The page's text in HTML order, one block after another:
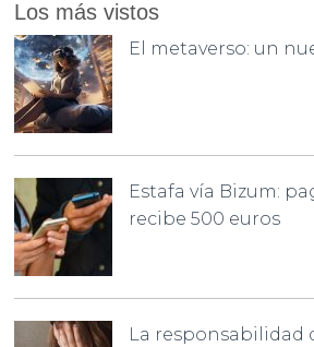
Los más vistos
El metaverso: un
Estafa vía Bizum:
recibe 500 euros
La responsabilidad